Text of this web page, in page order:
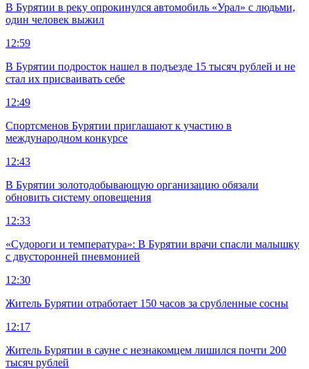
В Бурятии в реку опрокинулся автомобиль «Урал» с людьми,
один человек выжил
12:59
В Бурятии подросток нашел в подъезде 15 тысяч рублей и не
стал их присваивать себе
12:49
Спортсменов Бурятии приглашают к участию в
международном конкурсе
12:43
В Бурятии золотодобывающую организацию обязали
обновить систему оповещения
12:33
«Судороги и температура»: В Бурятии врачи спасли малышку
с двусторонней пневмонией
12:30
Житель Бурятии отработает 150 часов за срубленные сосны
12:17
Житель Бурятии в сауне с незнакомцем лишился почти 200
тысяч рублей